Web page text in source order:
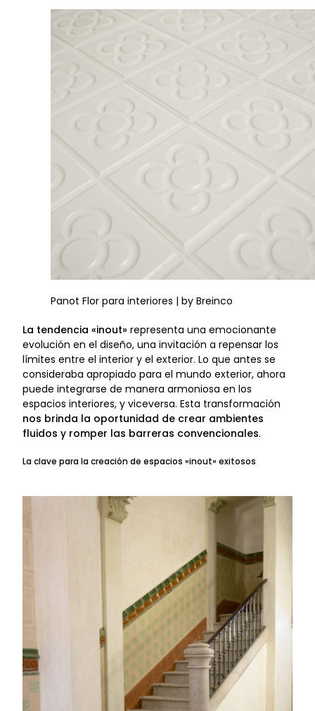
Panot Flor para interiores | by Breinco
La tendencia «inout» representa una emocionante
evolución en el diseño, una invitación a repensar los
límites entre el interior y el exterior. Lo que antes se
consideraba apropiado para el mundo exterior, ahora
puede integrarse de manera armoniosa en los
espacios interiores, y viceversa. Esta transformación
nos brinda la oportunidad de crear ambientes
fluidos y romper las barreras convencionales.
La clave para la creación de espacios «inout» exitosos